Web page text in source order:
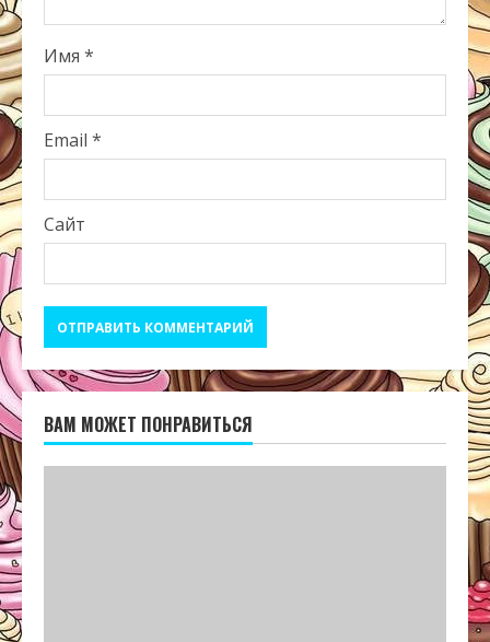
Имя *
Email *
Сайт
ВАМ МОЖЕТ ПОНРАВИТЬСЯ